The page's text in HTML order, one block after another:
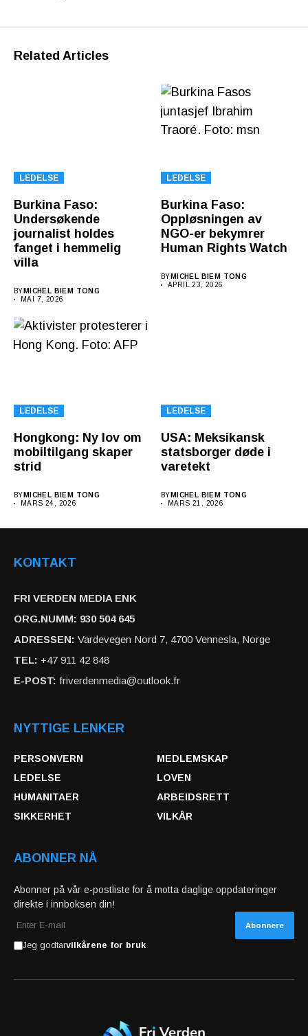
Related Articles
LEDELSE
Burkina Faso:
Undersøkende
journalist holdes
fanget i hemmelig
villa
BY MICHEL BIEM TONG
MAI 7, 2026
LEDELSE
Burkina Faso:
Oppløsningen av
NGO-er bekymrer
Human Rights Watch
BY MICHEL BIEM TONG
APRIL 23, 2026
LEDELSE
Hongkong: Ny lov om
mobiltilgang skaper
strid
BY MICHEL BIEM TONG
MARS 24, 2026
LEDELSE
USA: Meksikansk
statsborger døde i
varetekt
BY MICHEL BIEM TONG
MARS 21, 2026
KONTAKT
FRI VERDEN MEDIA ENK
ORG.NUMM: 930 504 645
ADRESSEN: Vardevegen Nord 7, 4700 Vennesla, Norge
TEL: +47 911 42 848
E-POST: friverdenmedia@outlook.fr
NYTTIGE LENKER
PERSONVERN
MEDLEMSKAP
LEDELSE
LOVEN
HUMANITAER
ARBEIDSRETT
SIKKERHET
VILKÅR
ABONNER NÅ
Abonner på vår e-postliste for å motta daglige oppdateringer
direkte i innboksen din!
Jeg godtarvilkårene for bruk